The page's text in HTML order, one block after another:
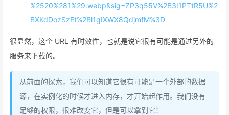
%2520%281%29.webp&sig=ZP3q55V%2B3I1PTtR5U%2
BXKdDozSzEt%2Bl1gIXWX8QdjmfM%3D
很显然，这个 URL 有时效性，也就是说它很有可能是通过另外的
服务来下载的。
从前面的探索，我们可以知道它很有可能是一个外部的数据
源，在实例化的时候才进入内存，才开始起作用。我们没有
足够的权限，很难改变它，但是可以拿到它！